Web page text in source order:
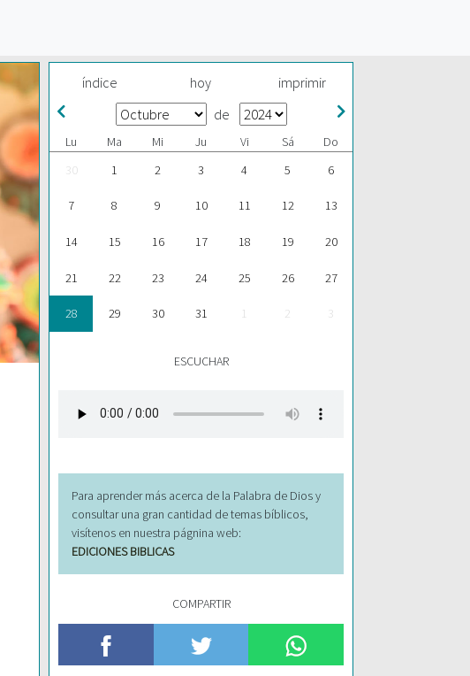
índice hoy imprimir
de
Lu Ma Mi Ju Vi Sá
Do
30
1 2 3 4 5 6
7 8 9 10 11 12 13
14 15 16 17 18 19 20
21 22 23 24 25 26 27
28 29 30 31 1 2 3
ESCUCHAR
Para aprender más acerca de la Palabra de Dios y
consultar una gran cantidad de temas bíblicos,
visítenos en nuestra págnina web:
EDICIONES BIBLICAS
COMPARTIR